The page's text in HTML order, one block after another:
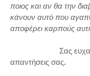
ποιος και αν θα την
κάνουν αυτό που
αποφέρει καρπούς
Σας ευχαριστώ
απαντήσεις σας.